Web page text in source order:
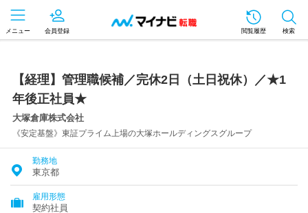
メニュー 会員登録 閲覧履歴 検索
【経理】管理職候補／完休2日（土日祝休）／★1
年後正社員★
大塚倉庫株式会社
《安定基盤》東証プライム上場の大塚ホールディングスグループ
勤務地
東京都
雇用形態
契約社員